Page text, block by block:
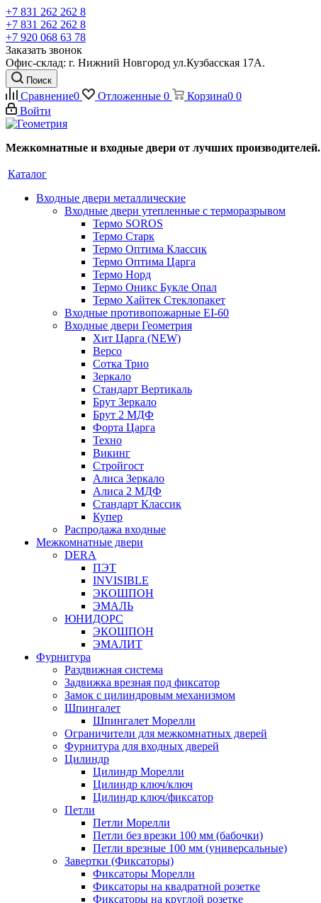
+7 831 262 262 8
+7 831 262 262 8
+7 920 068 63 78
Заказать звонок
Офис-склад: г. Нижний Новгород ул.Кузбасская 17А.
Поиск
Сравнение0 Отложенные 0 Корзина0 0
Войти
Межкомнатные и входные двери от лучших производителей.
Каталог
Входные двери металлические
Входные двери утепленные с терморазрывом
Термо SOROS
Термо Старк
Термо Оптима Классик
Термо Оптима Царга
Термо Норд
Термо Оникс Букле Опал
Термо Хайтек Стеклопакет
Входные противопожарные EI-60
Входные двери Геометрия
Хит Царга (NEW)
Версо
Сотка Трио
Зеркало
Стандарт Вертикаль
Брут Зеркало
Брут 2 МДФ
Форта Царга
Техно
Викинг
Стройгост
Алиса Зеркало
Алиса 2 МДФ
Стандарт Классик
Купер
Распродажа входные
Межкомнатные двери
DERA
ПЭТ
INVISIBLE
ЭКОШПОН
ЭМАЛЬ
ЮНИДОРС
ЭКОШПОН
ЭМАЛИТ
Фурнитура
Раздвижная система
Задвижка врезная под фиксатор
Замок с цилиндровым механизмом
Шпингалет
Шпингалет Морелли
Ограничители для межкомнатных дверей
Фурнитура для входных дверей
Цилиндр
Цилиндр Морелли
Цилиндр ключ/ключ
Цилиндр ключ/фиксатор
Петли
Петли Морелли
Петли без врезки 100 мм (бабочки)
Петли врезные 100 мм (универсальные)
Завертки (Фиксаторы)
Фиксаторы Морелли
Фиксаторы на квадратной розетке
Фиксаторы на круглой розетке